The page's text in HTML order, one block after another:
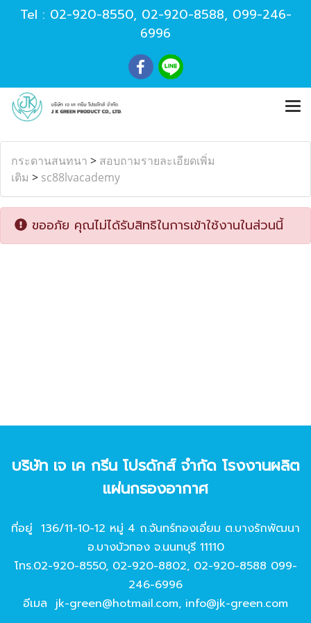
Tel : 02-920-8550, 02-920-8588, 099-246-
6996
กระดานสนทนา > สอบถามรายละเอียดเพิ่ม
เติม > sc88lvacademy
ขออภัย คุณไม่ได้รับสิทธิในการเข้าใช้งานในส่วนนี้
บริษัท เจ เค กรีน โปรดักส์ จํากัด โรงงานผลิต
แผ่นกรองอากาศ
ที่อยู่ 136/11-10-12 หมู่ 4 ถ.จันทร์ทองเอี่ยม ต.บางรักพัฒนา
อ.บางบัวทอง จ.นนทบุรี 11110
โทร.02-920-8550, 02-920-8802, 02-920-8588 099-
246-6996
อีเมล jk-green@hotmail.com, info@jk-green.com